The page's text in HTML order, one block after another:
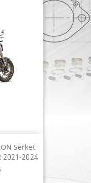
Serket
2021-2024